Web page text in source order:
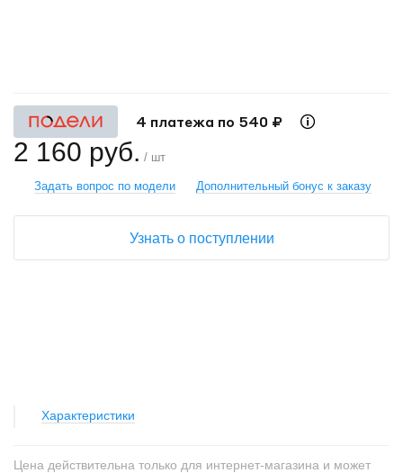
Характеристики
4 платежа по 540 ₽
2 160 руб. / шт
Задать вопрос по модели Дополнительный бонус к заказу
Узнать о поступлении
Цена действительна только для интернет-магазина и может